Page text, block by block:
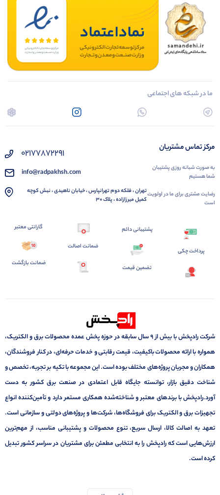
ما در شبکه های اجتماعی
مرکز تماس مشتریان
به صورت شبانه روزی پشتیبان
شما هستیم
رضایت مشتری برای ما در اولویت
است
02177872291
info@radpakhsh.com
تهران ، فلکه دوم تهرانپارس ، خیابان ناهیدی ، نبش کوچه
کمیل میرزازاده ، پلاک 30
پرداخت چکی
پشتیبانی دائم
تضمین قیمت
ضمانت اصالت
گارانتی معتبر
ضمانت بازگشت
شرکت رادپخش با بیش از ۹ سال سابقه در حوزه پخش عمده محصولات برق و الکتریک،
همواره با ارائه محصولات باکیفیت، قیمت رقابتی و خدمات حرفه‌ای، در کنار فروشندگان،
همکاران و مجریان پروژه‌های مختلف بوده است. این مجموعه با تکیه بر تجربه، تخصص و
شناخت دقیق بازار، توانسته جایگاه قابل اعتمادی در صنعت برق کشور به دست
آورد.رادپخش با برندهای معتبر و شناخته‌شده همکاری مستمر دارد و تأمین‌کننده انواع
تجهیزات برق و الکتریک برای فروشگاه‌ها، شرکت‌ها و پروژه‌های دولتی و سازمانی است.
تعهد به اصالت کالا، ارسال سریع، تنوع محصولات و پشتیبانی مناسب، از مهم‌ترین
ارزش‌هایی است که رادپخش را به انتخابی مطمئن برای مشتریان در سراسر کشور تبدیل
کرده است.